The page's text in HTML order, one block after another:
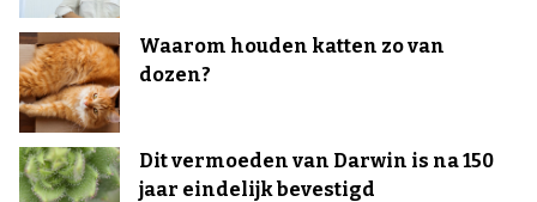
Waarom houden katten zo van
dozen?
Dit vermoeden van Darwin is na 150
jaar eindelijk bevestigd